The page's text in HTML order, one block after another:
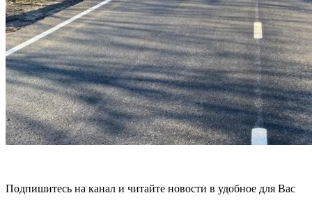
Подпишитесь на канал и читайте новости в удобное для Вас